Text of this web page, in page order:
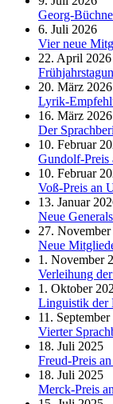
Georg-
6. Juli 2026
Vier neue
22. April 2026
20. März 2026
Lyrik-
16. März 2026
Der
10. Februar
Gundolf-Preis
10. Februar
Voß-Preis an
13. Januar
Neue
27.
Neue
1. November
Verleihung
1. Oktober
Linguistik der
11.
Vierter
18. Juli 2025
Freud-Preis
18. Juli 2025
Merck-Preis